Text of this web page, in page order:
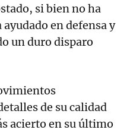
si bien no ha
en defensa y
un duro disparo
de su calidad
acierto en su último